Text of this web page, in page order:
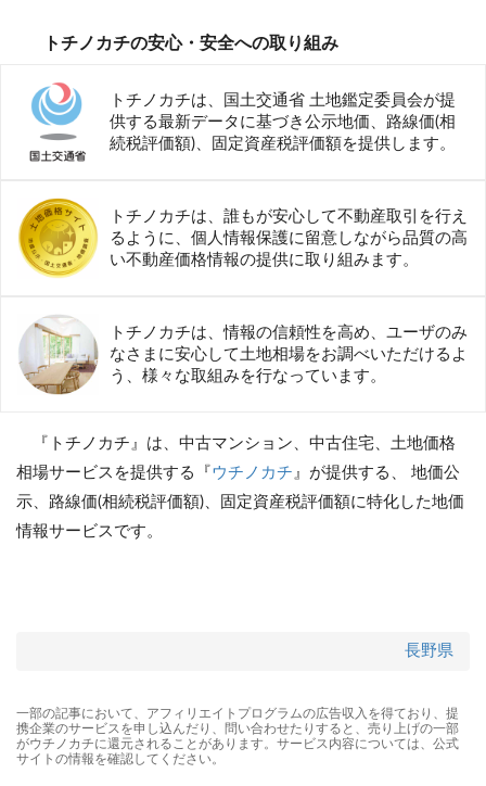
トチノカチの安心・安全への取り組み
トチノカチは、国土交通省 土地鑑定委員会が提
供する最新データに基づき公示地価、路線価(相
続税評価額)、固定資産税評価額を提供します。
トチノカチは、誰もが安心して不動産取引を行え
るように、個人情報保護に留意しながら品質の高
い不動産価格情報の提供に取り組みます。
トチノカチは、情報の信頼性を高め、ユーザのみ
なさまに安心して土地相場をお調べいただけるよ
う、様々な取組みを行なっています。
『トチノカチ』は、中古マンション、中古住宅、土地価格
相場サービスを提供する『 ウチノカチ 』が提供する、 地価公
示、路線価(相続税評価額)、固定資産税評価額に特化した地価
情報サービスです。
長野県
一部の記事において、アフィリエイトプログラムの広告収入を得ており、提
携企業のサービスを申し込んだり、問い合わせたりすると、売り上げの一部
がウチノカチに還元されることがあります。サービス内容については、公式
サイトの情報を確認してください。